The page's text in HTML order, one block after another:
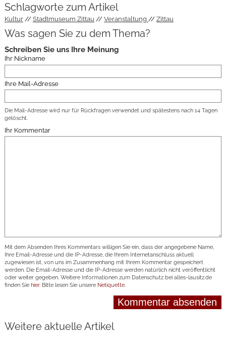
Schlagworte zum Artikel
Kultur Stadtmuseum Zittau Veranstaltung Zittau
Was sagen Sie zu dem Thema?
Schreiben Sie uns Ihre Meinung
Ihr Nickname
Ihre Mail-Adresse
Die Mail-Adresse wird nur für Rückfragen verwendet und spätestens nach 14 Tagen
gelöscht.
Ihr Kommentar
Mit dem Absenden Ihres Kommentars willigen Sie ein, dass der angegebene Name,
Ihre Email-Adresse und die IP-Adresse, die Ihrem Internetanschluss aktuell
zugewiesen ist, von uns im Zusammenhang mit Ihrem Kommentar gespeichert
werden. Die Email-Adresse und die IP-Adresse werden natürlich nicht veröffentlicht
oder weiter gegeben. Weitere Informationen zum Datenschutz bei alles-lausitz.de
finden Sie hier. Bitte lesen Sie unsere Netiquette.
Weitere aktuelle Artikel